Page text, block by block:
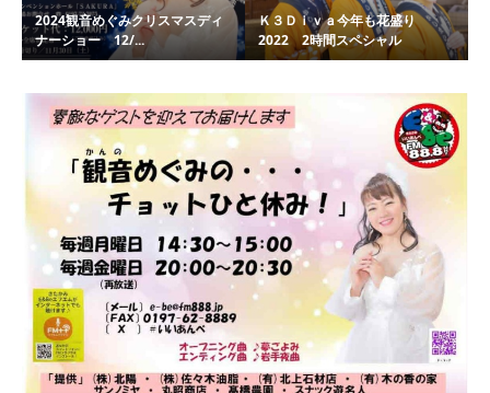
2024観音めぐみクリスマスディ
ナーショー 12/...
Ｋ３Ｄｉｖａ今年も花盛り
2022 2時間スペシャル